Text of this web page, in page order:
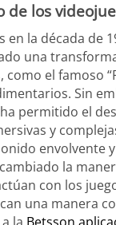
de los
en la década de
una
el famoso
Sin
permitido el
y
envolvente
la
con los
una manera